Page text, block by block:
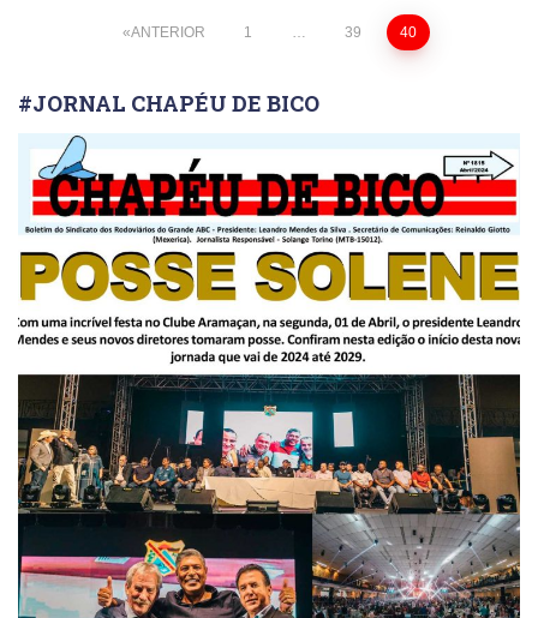
Paginação
de
posts
ANTERIOR 1 … 39 40
#JORNAL CHAPÉU DE BICO